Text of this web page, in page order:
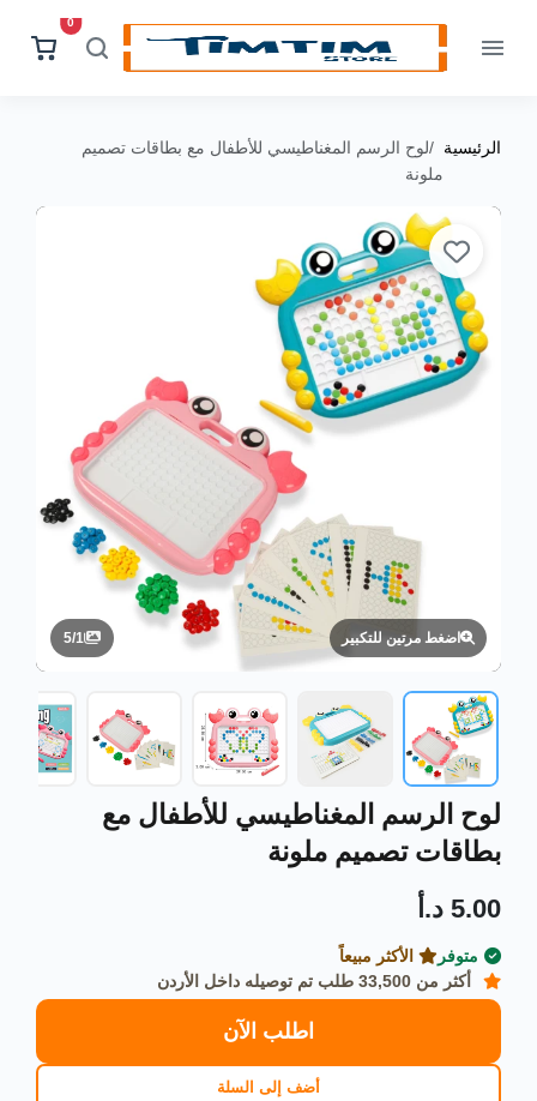
0
الرئيسية
لوح الرسم المغناطيسي للأطفال مع بطاقات تصميم
ملونة
1
/
5 اضغط مرتين للتكبير
لوح الرسم المغناطيسي للأطفال مع
بطاقات تصميم ملونة
5.00 د.أ
متوفر
الأكثر مبيعاً
أكثر من 33,500 طلب تم توصيله داخل الأردن
اطلب الآن
أضف إلى السلة